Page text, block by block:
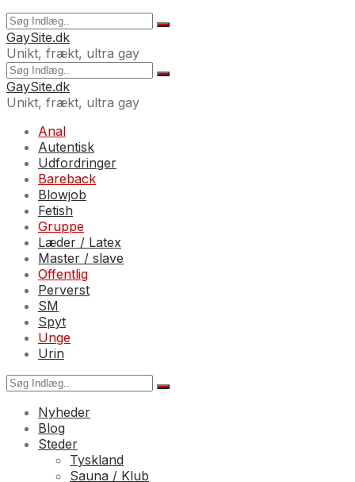
GaySite.dk
Unikt, frækt, ultra gay
GaySite.dk
Unikt, frækt, ultra gay
Anal
Autentisk
Udfordringer
Bareback
Blowjob
Fetish
Gruppe
Læder / Latex
Master / slave
Offentlig
Perverst
SM
Spyt
Unge
Urin
Nyheder
Blog
Steder
Tyskland
Sauna / Klub